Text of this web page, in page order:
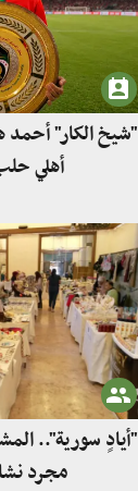
"شيخ الكار"
أهلي
"أيادٍ سورية"..
مجرد